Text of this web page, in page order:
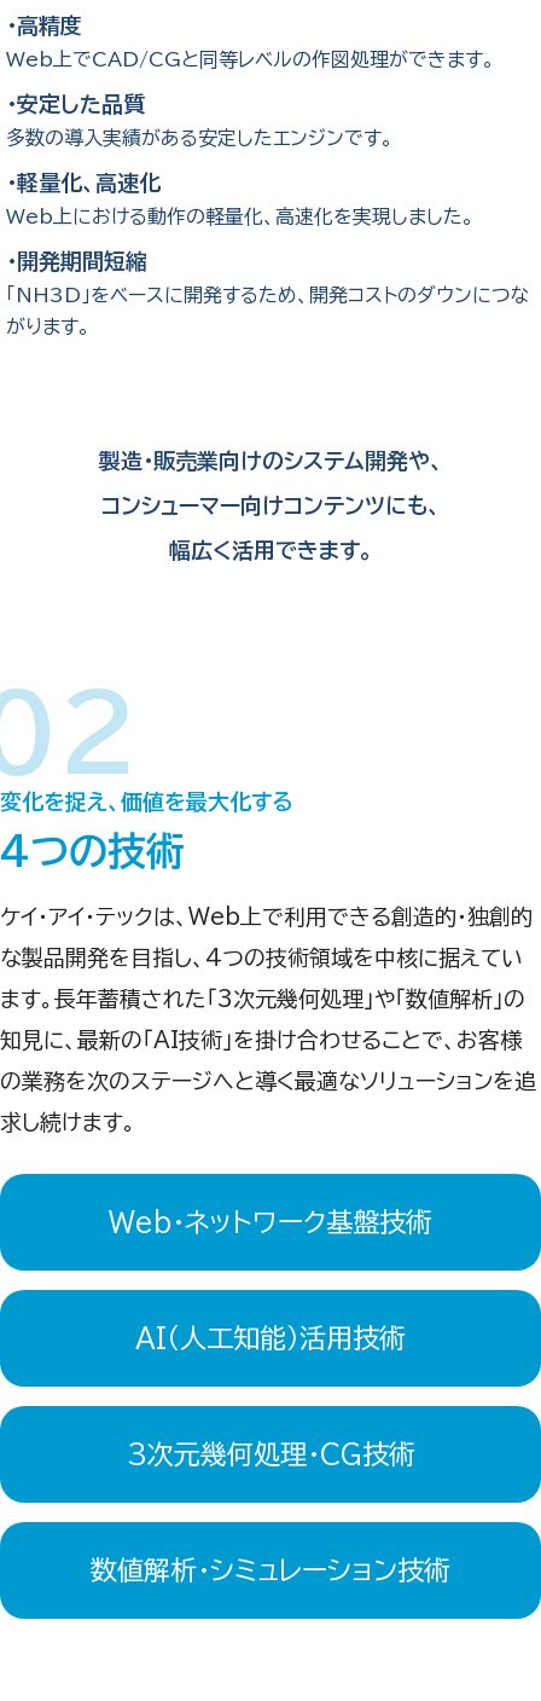
・高精度
Web上でCAD/CGと同等レベルの作図処理ができます。
・安定した品質
多数の導入実績がある安定したエンジンです。
・軽量化、高速化
Web上における動作の軽量化、高速化を実現しました。
・開発期間短縮
「NH3D」をベースに開発するため、開発コストのダウンにつな
がります。
製造・販売業向けのシステム開発や、
コンシューマー向けコンテンツにも、
幅広く活用できます。
変化を捉え、価値を最大化する​
4つの技術
ケイ・アイ・テックは、Web上で利用できる創造的・独創的
な製品開発を目指し、4つの技術領域を中核に据えてい
ます。長年蓄積された「3次元幾何処理」や「数値解析」の
知見に、最新の「AI技術」を掛け合わせることで、お客様
の業務を次のステージへと導く最適なソリューションを追
求し続けます。
Web・ネットワーク基盤技術
AI（人工知能）活用技術
3次元幾何処理・CG技術
数値解析・シミュレーション技術